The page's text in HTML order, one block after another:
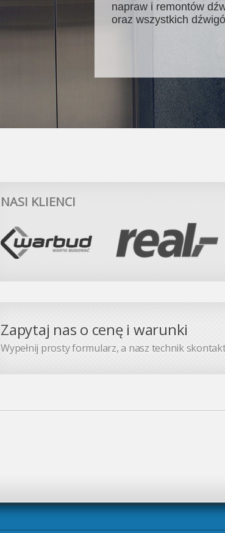
napraw i remontów
oraz wszystkich
NASI KLIENCI
Zapytaj nas o cenę i warunki
Wypełnij prosty formularz, a nasz technik